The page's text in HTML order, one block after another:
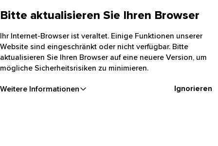
Bitte aktualisieren Sie Ihren Browser
Ihr Internet-Browser ist veraltet. Einige Funktionen unserer
Website sind eingeschränkt oder nicht verfügbar. Bitte
aktualisieren Sie Ihren Browser auf eine neuere Version, um
mögliche Sicherheitsrisiken zu minimieren.
Weitere Informationen Ignorieren